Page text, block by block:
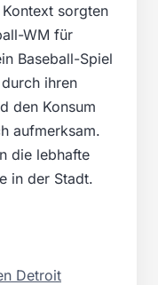
sorgten
WM für
Baseball-Spiel
ihren
den Konsum
aufmerksam.
die lebhafte
in der Stadt.
Detroit